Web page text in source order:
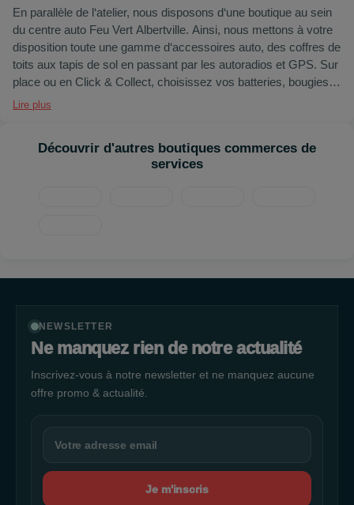
En parallèle de l‘atelier, nous disposons d‘une boutique au sein
du centre auto Feu Vert Albertville. Ainsi, nous mettons à votre
disposition toute une gamme d‘accessoires auto, des coffres de
toits aux tapis de sol en passant par les autoradios et GPS. Sur
place ou en Click & Collect, choisissez vos batteries, bougies,
ampoules, balais d‘essuie-glace, filtres, huiles et liquides. Nos
Lire plus
Découvrir d'autres boutiques commerces de
services
NEWSLETTER
Ne manquez rien de notre actualité
Inscrivez-vous à notre newsletter et ne manquez aucune
offre promo & actualité.
Je m'inscris